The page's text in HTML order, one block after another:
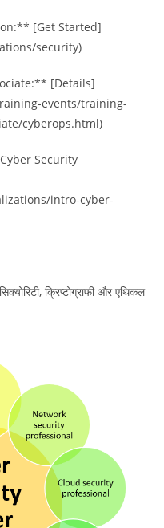
[Get Started]
security)
[Details]
events/training-
cyberops.html)
Security
intro-cyber-
क्रिप्टोग्राफी और एथिकल